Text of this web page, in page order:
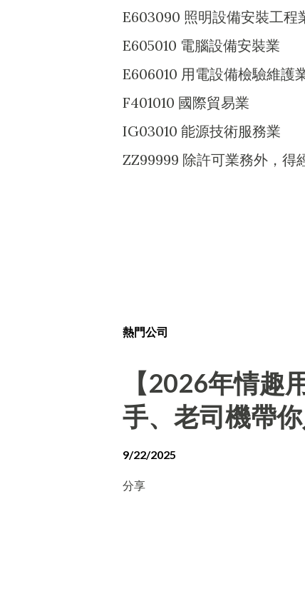
E603090 照明設備安裝工程
E605010 電腦設備安裝業
E606010 用電設備檢驗維護
F401010 國際貿易業
IG03010 能源技術服務業
ZZ99999 除許可業務外，得
熱門公司
【2026年情趣
手、老司機帶你
9/22/2025
分享